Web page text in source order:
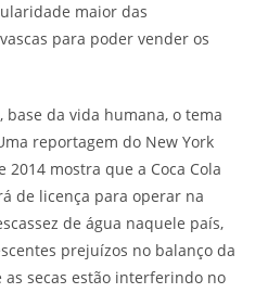
maior das
para poder vender os
base da vida humana, o tema
reportagem do New York
2014 mostra que a Coca Cola
de licença para operar na
de água naquele país,
prejuízos no balanço da
secas estão interferindo no